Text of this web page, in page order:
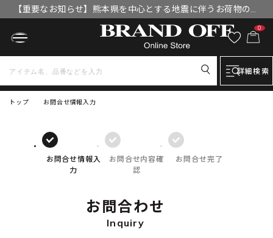
【重要なお知らせ】熊本県を中心とする地震に伴うお荷物のお
届けについて
0
詳細検索
トップ お問合せ情報入力
お問合せ情報入
力
お問合せ内容確
認
お問合せ完了
お問合わせ
Inquiry